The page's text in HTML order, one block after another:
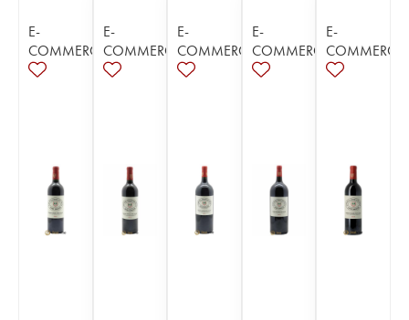
E-
COMMERCE
E-
COMMERCE
E-
COMMERCE
E-
COMMERCE
E-
COMMERCE